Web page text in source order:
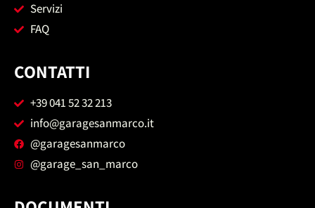
Servizi
FAQ
CONTATTI
+39 041 52 32 213
info@garagesanmarco.it
@garagesanmarco
@garage_san_marco